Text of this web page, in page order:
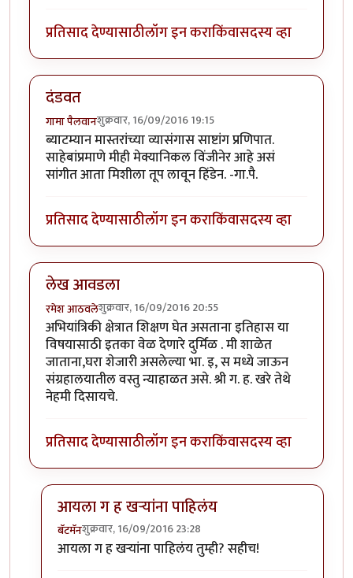
प्रतिसाद देण्यासाठीलॉग इन कराकिंवासदस्य व्हा
दंडवत
गामा पैलवानशुक्रवार, 16/09/2016 19:15
ब्याटम्यान मास्तरांच्या व्यासंगास साष्टांग प्रणिपात.
साहेबांप्रमाणे मीही मेक्यानिकल विंजीनेर आहे असं
सांगीत आता मिशीला तूप लावून हिंडेन. -गा.पै.
प्रतिसाद देण्यासाठीलॉग इन कराकिंवासदस्य व्हा
लेख आवडला
रमेश आठवलेशुक्रवार, 16/09/2016 20:55
अभियांत्रिकी क्षेत्रात शिक्षण घेत असताना इतिहास या
विषयासाठी इतका वेळ देणारे दुर्मिळ . मी शाळेत
जाताना,घरा शेजारी असलेल्या भा. इ, स मध्ये जाऊन
संग्रहालयातील वस्तु न्याहाळत असे. श्री ग. ह. खरे तेथे
नेहमी दिसायचे.
प्रतिसाद देण्यासाठीलॉग इन कराकिंवासदस्य व्हा
आयला ग ह खर्‍यांना पाहिलंय
बॅटमॅनशुक्रवार, 16/09/2016 23:28
In reply toलेख आवडलाbyरमेश आठवले
आयला ग ह खर्‍यांना पाहिलंय तुम्ही? सहीच!